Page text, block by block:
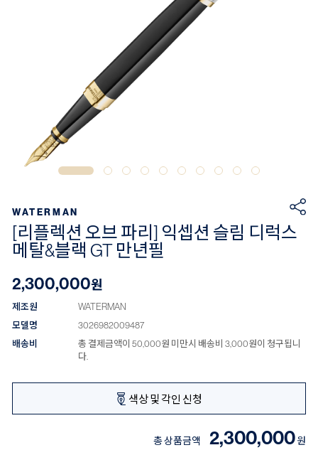
WATERMAN
[리플렉션 오브 파리] 익셉션 슬림 디럭스
메탈&블랙 GT 만년필
2,300,000원
제조원
WATERMAN
모델명
3026982009487
배송비
총 결제금액이 50,000원 미만시 배송비 3,000원이 청구됩니
다.
색상 및 각인 신청
총 상품금액 2,300,000원